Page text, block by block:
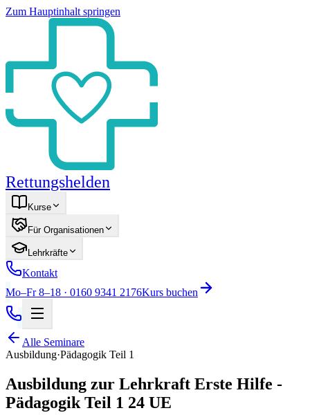
Zum Hauptinhalt springen
Rettungshelden
Kurse
Für Organisationen
Lehrkräfte
Kontakt
Mo–Fr 8–18 · 0160 9341 2176Kurs buchen
Alle Seminare
Ausbildung·Pädagogik Teil 1
Ausbildung zur Lehrkraft Erste Hilfe -
Pädagogik Teil 1 24 UE